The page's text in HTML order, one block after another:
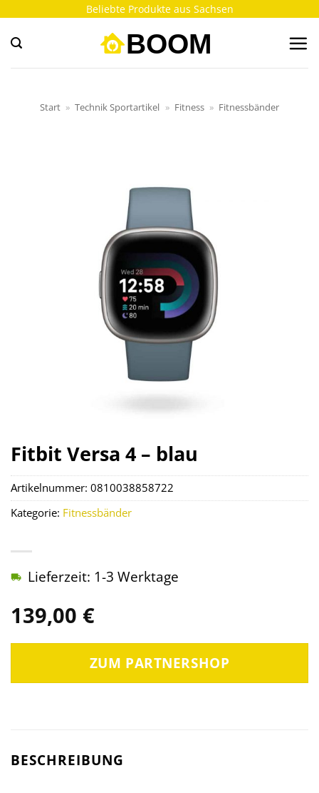
springen
Beliebte Produkte aus Sachsen
Start » Technik Sportartikel » Fitness » Fitnessbänder
Fitbit Versa 4 – blau
139,00 €
Lieferzeit: 1-3 Werktage
ZUM PARTNERSHOP
Artikelnummer: 0810038858722
Kategorie: Fitnessbänder
BESCHREIBUNG